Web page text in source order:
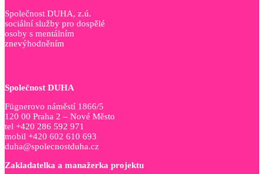
Společnost DUHA, z.ú.
sociální služby pro dospělé
osoby s mentálním
znevýhodněním
Společnost DUHA
Fügnerovo náměstí 1866/5
120 00 Praha 2 – Nové Město
tel +420 286 592 971
mobil +420 602 610 693
duha@spolecnostduha.cz
Zakladatelka a manažerka projektu